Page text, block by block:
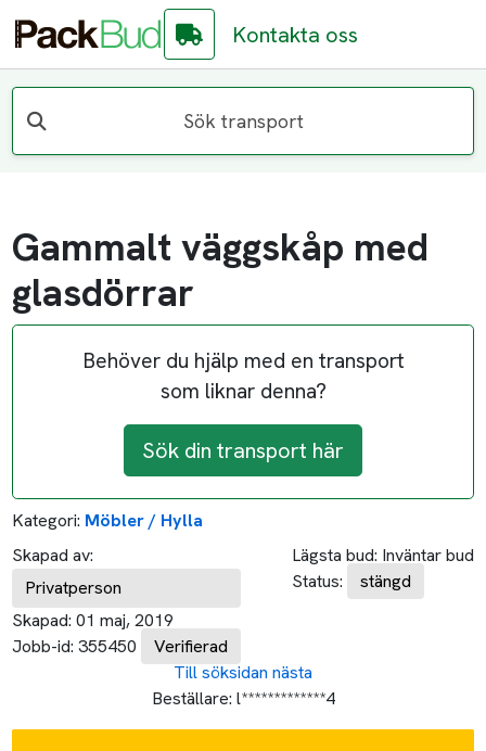
Kontakta oss
Sök transport
Gammalt väggskåp med
glasdörrar
Behöver du hjälp med en transport
som liknar denna?
Sök din transport här
Kategori: Möbler / Hylla
Skapad av:
Privatperson
Skapad: 01 maj, 2019
Jobb-id: 355450 Verifierad
Lägsta bud: Inväntar bud
Status:
stängd
Till söksidan nästa
Beställare: l*************4